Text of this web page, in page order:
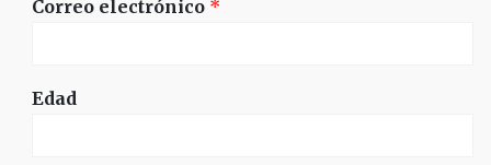
Correo electrónico *
Edad